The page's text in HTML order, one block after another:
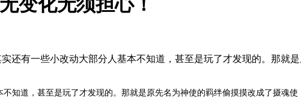
变化无须担心！
还有一些小改动大部分人基本不知道，甚至是玩了才发现的。那就
知道，甚至是玩了才发现的。那就是原先名为神使的羁绊偷摸摸改成了摄魂使